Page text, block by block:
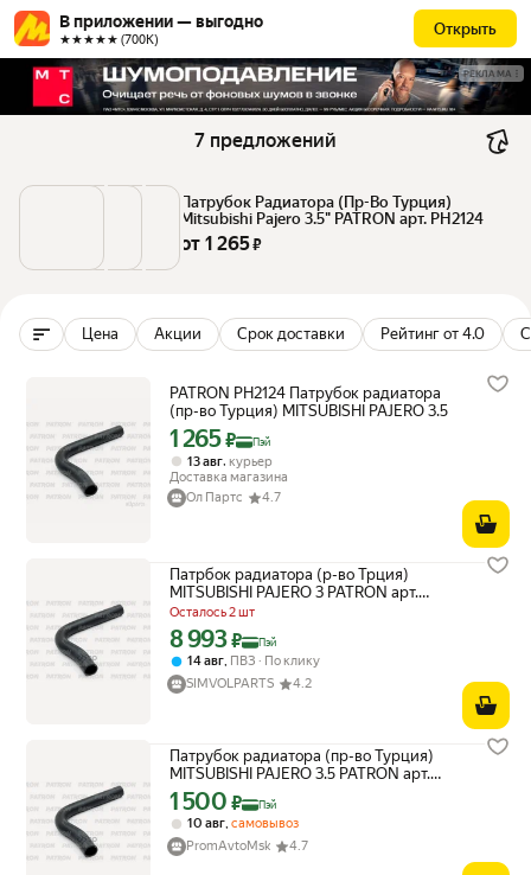
В приложении — выгодно
★★★★★ (700К)
Открыть
РЕКЛАМА
7 предложений
Патрубок Радиатора (Пр-Во Турция)
Mitsubishi Pajero 3.5" PATRON арт. PH2124
от 1 265 ₽
Цена Акции Срок доставки Рейтинг от 4.0
PATRON PH2124 Патрубок радиатора
(пр-во Турция) MITSUBISHI PAJERO 3.5
Цена с картой Яндекс Пэй 1265 ₽ вместо
1 265₽ Пэй
13 авг, курьер
Доставка магазина
Ол Партс
4.7
Патрбок радиатора (р-во Трция)
MITSUBISHI PAJERO 3 PATRON арт.
PH2124
Осталось 2 шт
Цена с картой Яндекс Пэй 8993 ₽ вместо
8 993₽ Пэй
14 авг, ПВЗ
По клику
SIMVOLPARTS
4.2
Патрубок радиатора (пр-во Турция)
MITSUBISHI PAJERO 3.5 PATRON арт.
PH2124
Цена с картой Яндекс Пэй 1500 ₽ вместо
1 500 ₽ Пэй
10 авг самовывоз
PromAvtoMsk
4.7